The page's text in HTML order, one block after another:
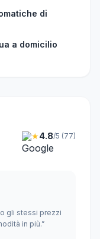
di
a domicilio
★4.8/5 (77)
gli stessi prezzi
in più.”